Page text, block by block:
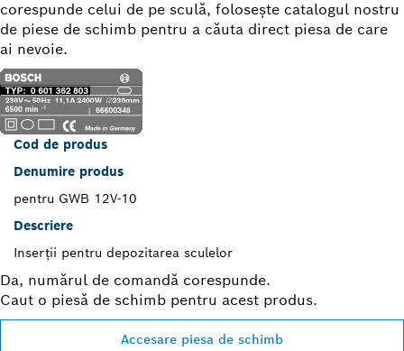
corespunde celui de pe sculă, foloseşte catalogul nostru
de piese de schimb pentru a căuta direct piesa de care
ai nevoie.
Cod de produs
Denumire produs
pentru GWB 12V-10
Descriere
Inserţii pentru depozitarea sculelor
Da, numărul de comandă corespunde.
Caut o piesă de schimb pentru acest produs.
Accesare piesa de schimb